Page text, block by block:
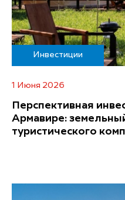
Инвестиции
1 Июня 2026
Перспективная
Армавире:
туристического